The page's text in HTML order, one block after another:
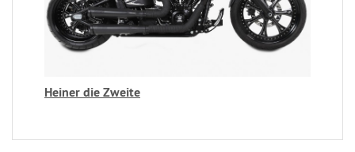
Heiner die Zweite